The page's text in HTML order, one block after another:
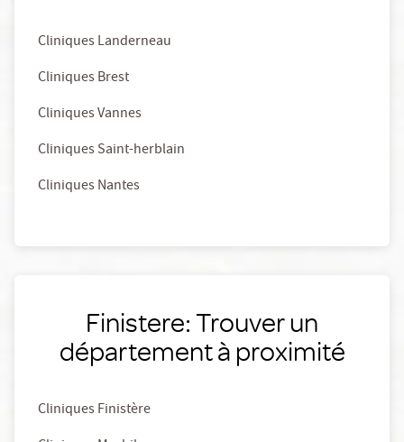
Cliniques Landerneau
Cliniques Brest
Cliniques Vannes
Cliniques Saint-herblain
Cliniques Nantes
Finistere: Trouver un
département à proximité
Cliniques Finistère